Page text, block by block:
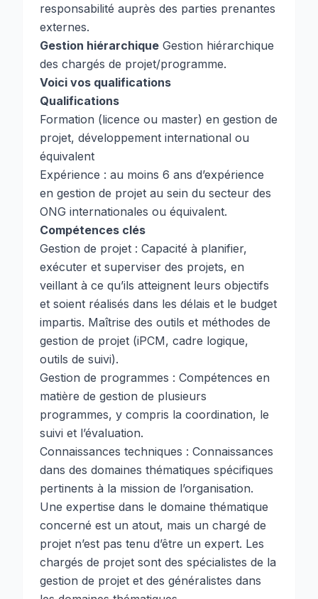
responsabilité auprès des parties prenantes
externes.
Gestion hiérarchique Gestion hiérarchique
des chargés de projet/programme.
Voici vos qualifications
Qualifications
Formation (licence ou master) en gestion de
projet, développement international ou
équivalent
Expérience : au moins 6 ans d’expérience
en gestion de projet au sein du secteur des
ONG internationales ou équivalent.
Compétences clés
Gestion de projet : Capacité à planifier,
exécuter et superviser des projets, en
veillant à ce qu’ils atteignent leurs objectifs
et soient réalisés dans les délais et le budget
impartis. Maîtrise des outils et méthodes de
gestion de projet (iPCM, cadre logique,
outils de suivi).
Gestion de programmes : Compétences en
matière de gestion de plusieurs
programmes, y compris la coordination, le
suivi et l’évaluation.
Connaissances techniques : Connaissances
dans des domaines thématiques spécifiques
pertinents à la mission de l’organisation.
Une expertise dans le domaine thématique
concerné est un atout, mais un chargé de
projet n’est pas tenu d’être un expert. Les
chargés de projet sont des spécialistes de la
gestion de projet et des généralistes dans